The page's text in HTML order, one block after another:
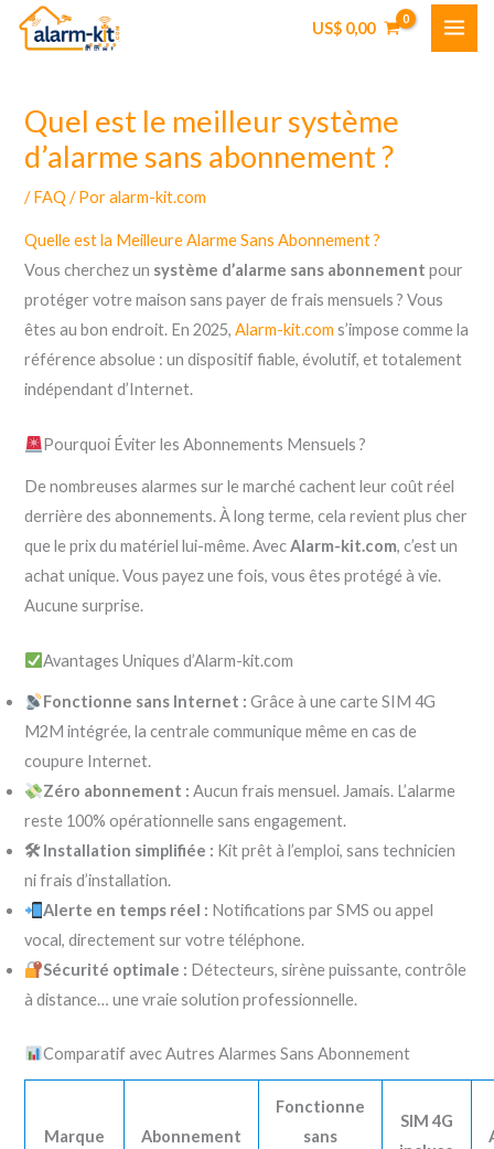
US$0,00
Quel est le meilleur système
d’alarme sans abonnement ?
/FAQ / Poralarm-kit.com
Quelle est la Meilleure Alarme Sans Abonnement ?
Vous cherchez un système d’alarme sans abonnement pour
protéger votre maison sans payer de frais mensuels ? Vous
êtes au bon endroit. En 2025,Alarm-kit.com s’impose comme la
référence absolue : un dispositif fiable, évolutif, et totalement
indépendant d’Internet.
Pourquoi Éviter les Abonnements Mensuels ?
De nombreuses alarmes sur le marché cachent leur coût réel
derrière des abonnements. À long terme, cela revient plus cher
que le prix du matériel lui-même. AvecAlarm-kit.com, c’est un
achat unique. Vous payez une fois, vous êtes protégé à vie.
Aucune surprise.
Avantages Uniques d’Alarm-kit.com
Fonctionne sans Internet : Grâce à une carte SIM 4G
M2M intégrée, la centrale communique même en cas de
coupure Internet.
Zéro abonnement : Aucun frais mensuel. Jamais. L’alarme
reste 100% opérationnelle sans engagement.
🛠 Installation simplifiée : Kit prêt à l’emploi, sans technicien
ni frais d’installation.
Alerte en temps réel : Notifications par SMS ou appel
vocal, directement sur votre téléphone.
Sécurité optimale : Détecteurs, sirène puissante, contrôle
à distance… une vraie solution professionnelle.
Comparatif avec Autres Alarmes Sans Abonnement
Marque Abonnement
Fonctionne
sans
SIM 4G